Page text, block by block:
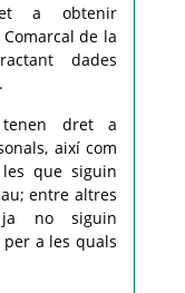
a obtenir
de la
dades
tenen dret a
així com
que siguin
entre altres
no siguin
a les quals